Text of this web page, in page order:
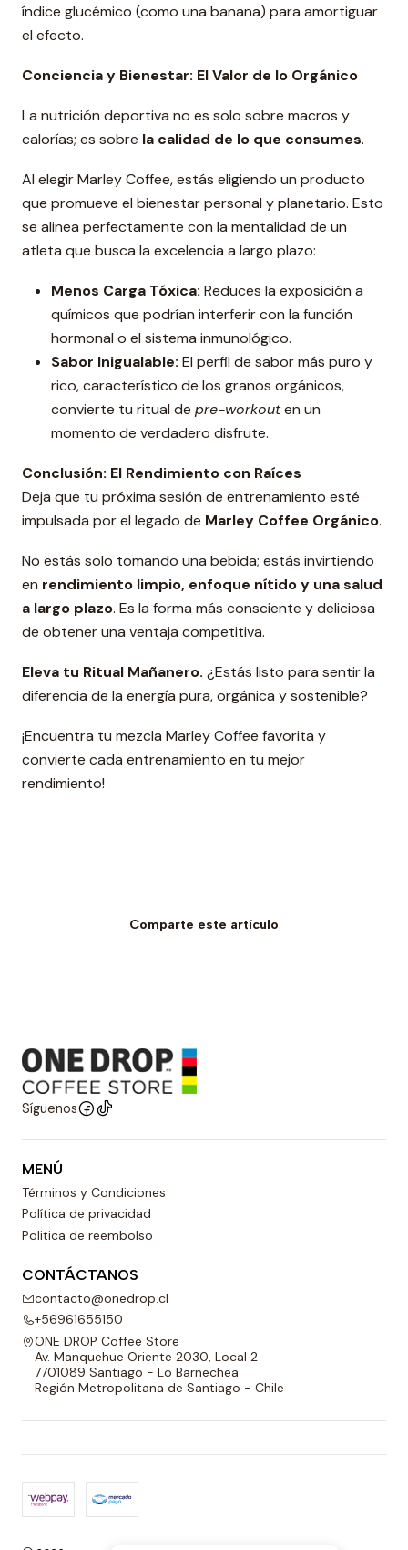
índice glucémico (como una banana) para amortiguar
el efecto.
Conciencia y Bienestar: El Valor de lo Orgánico
La nutrición deportiva no es solo sobre macros y
calorías; es sobre la calidad de lo que consumes.
Al elegir Marley Coffee, estás eligiendo un producto
que promueve el bienestar personal y planetario. Esto
se alinea perfectamente con la mentalidad de un
atleta que busca la excelencia a largo plazo:
Menos Carga Tóxica: Reduces la exposición a
químicos que podrían interferir con la función
hormonal o el sistema inmunológico.
Sabor Inigualable: El perfil de sabor más puro y
rico, característico de los granos orgánicos,
convierte tu ritual de pre-workouten un
momento de verdadero disfrute.
Conclusión: El Rendimiento con Raíces
Deja que tu próxima sesión de entrenamiento esté
impulsada por el legado de Marley Coffee Orgánico.
No estás solo tomando una bebida; estás invirtiendo
en rendimiento limpio, enfoque nítido y una salud
a largo plazo. Es la forma más consciente y deliciosa
de obtener una ventaja competitiva.
Eleva tu Ritual Mañanero. ¿Estás listo para sentir la
diferencia de la energía pura, orgánica y sostenible?
¡Encuentra tu mezcla Marley Coffee favorita y
convierte cada entrenamiento en tu mejor
rendimiento!
Comparte este artículo
Síguenos
MENÚ
Términos y Condiciones
Política de privacidad
Politica de reembolso
CONTÁCTANOS
contacto@onedrop.cl
+56961655150
ONE DROP Coffee Store
Av. Manquehue Oriente 2030, Local 2
7701089 Santiago - Lo Barnechea
Región Metropolitana de Santiago - Chile